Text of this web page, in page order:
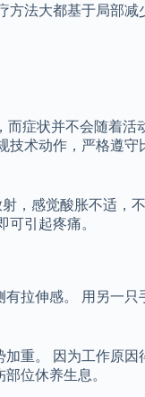
法大都基于局部
症状并不会随着活
术动作，严格遵守
，感觉酸胀不适，
引起疼痛。
拉伸感。 用另一
重。 因为工作原因
位休养生息。